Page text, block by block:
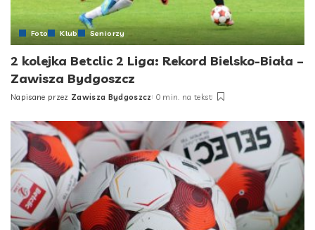
Foto Klub Seniorzy
2 kolejka Betclic 2 Liga: Rekord Bielsko-Biała –
Zawisza Bydgoszcz
Posted
Napisane przez Zawisza Bydgoszcz 0 min. na tekst